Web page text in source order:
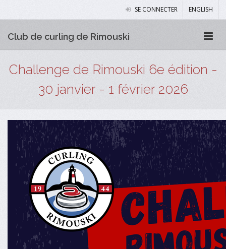
SE CONNECTER ENGLISH
Club de curling de Rimouski
Challenge de Rimouski 6e édition -
30 janvier - 1 février 2026